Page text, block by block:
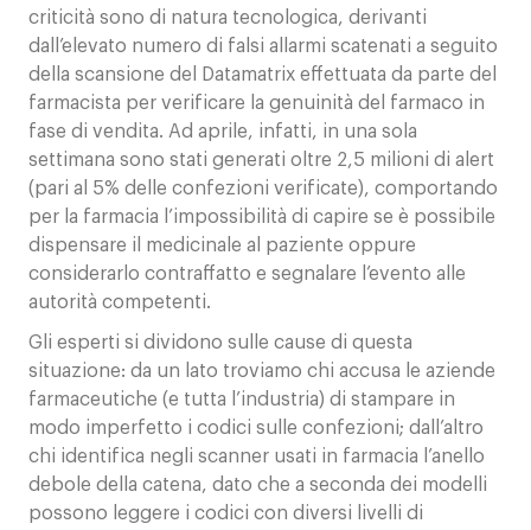
criticità sono di natura tecnologica, derivanti
dall’elevato numero di falsi allarmi scatenati a seguito
della scansione del Datamatrix effettuata da parte del
farmacista per verificare la genuinità del farmaco in
fase di vendita. Ad aprile, infatti, in una sola
settimana sono stati generati oltre 2,5 milioni di alert
(pari al 5% delle confezioni verificate), comportando
per la farmacia l’impossibilità di capire se è possibile
dispensare il medicinale al paziente oppure
considerarlo contraffatto e segnalare l’evento alle
autorità competenti.
Gli esperti si dividono sulle cause di questa
situazione: da un lato troviamo chi accusa le aziende
farmaceutiche (e tutta l’industria) di stampare in
modo imperfetto i codici sulle confezioni; dall’altro
chi identifica negli scanner usati in farmacia l’anello
debole della catena, dato che a seconda dei modelli
possono leggere i codici con diversi livelli di